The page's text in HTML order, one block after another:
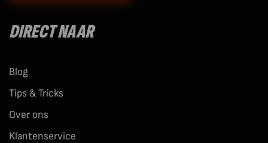
DIRECT NAAR
Blog
Tips & Tricks
Over ons
Klantenservice